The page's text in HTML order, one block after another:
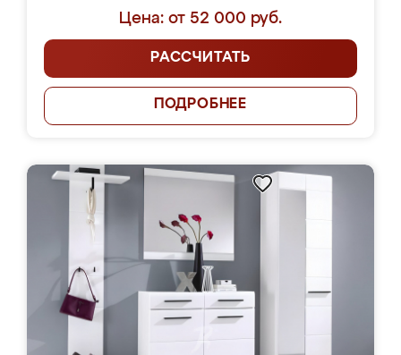
Цена: от 52 000 руб.
РАССЧИТАТЬ
ПОДРОБНЕЕ